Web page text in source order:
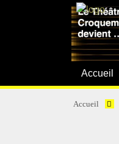
Accueil
Accueil